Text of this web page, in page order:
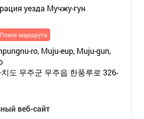
уезда Мучжу-гун
Поиск маршрута
ro, Muju-eup, Muju-gun,
도 무주군 무주읍 한풍루로 326-
веб-сайт